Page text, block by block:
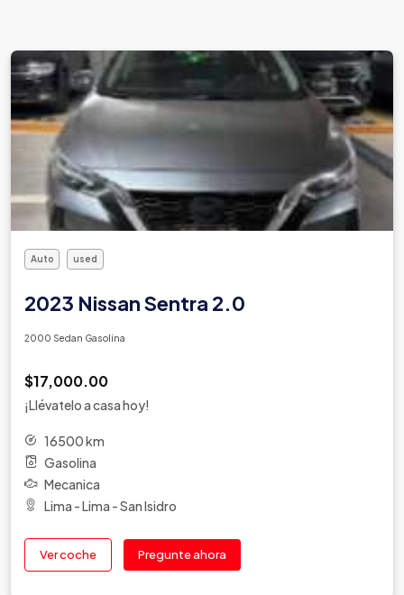
Auto used
2023 Nissan Sentra 2.0
2000 Sedan Gasolina
$17,000.00
¡Llévatelo a casa hoy!
16500 km
Gasolina
Mecanica
Lima - Lima - San Isidro
Ver coche Pregunte ahora